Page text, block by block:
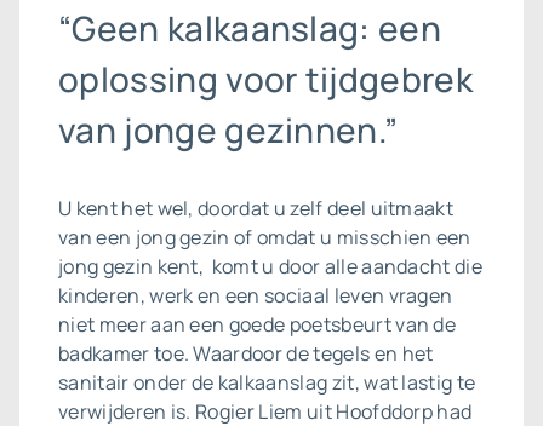
“Geen kalkaanslag: een
oplossing voor tijdgebrek
van jonge gezinnen.”
U kent het wel, doordat u zelf deel uitmaakt
van een jong gezin of omdat u misschien een
jong gezin kent, komt u door alle aandacht die
kinderen, werk en een sociaal leven vragen
niet meer aan een goede poetsbeurt van de
badkamer toe. Waardoor de tegels en het
sanitair onder de kalkaanslag zit, wat lastig te
verwijderen is. Rogier Liem uit Hoofddorp had